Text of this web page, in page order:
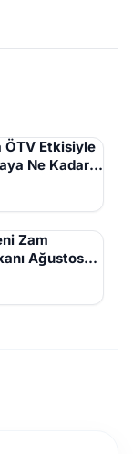
ÖTV Etkisiyle
Ne Kadar
Zam
Ağustos